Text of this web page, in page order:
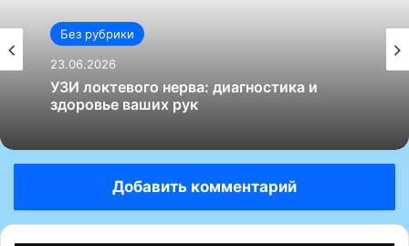
Без рубрики
23.06.2026
УЗИ локтевого нерва: диагностика и
Без рубрики
23.06.2026
Как выбрать хорошего узиста по
гинекологии: советы и рекомендации
Добавить комментарий